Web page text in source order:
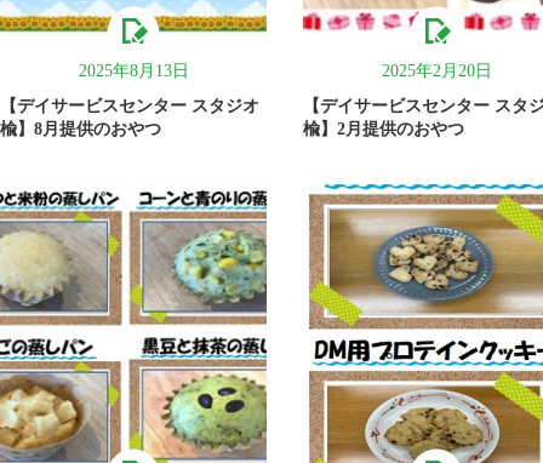
2025年8月13日
【デイサービスセンター スタジオ
楡】8月提供のおやつ
2025年2月20日
【デイサービスセンター スタ
楡】2月提供のおやつ